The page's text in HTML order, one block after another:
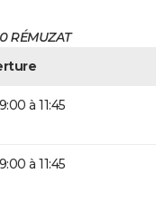
RÉMUZAT
à 11:45
à 11:45